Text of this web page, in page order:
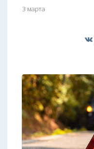
3 марта